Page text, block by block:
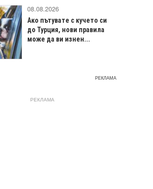
08.08.2026
Ако пътувате с кучето си
до Турция, нови правила
може да ви изнен...
РЕКЛАМА
РЕКЛАМА